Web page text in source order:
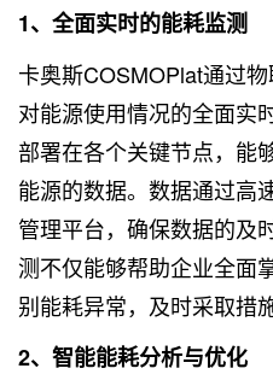
1、全面实时的能耗监测
卡奥斯COSMOPlat通过
对能源使用情况的全面实
部署在各个关键节点，能
能源的数据。数据通过高
管理平台，确保数据的及
测不仅能够帮助企业全面
别能耗异常，及时采取措
2、智能能耗分析与优化